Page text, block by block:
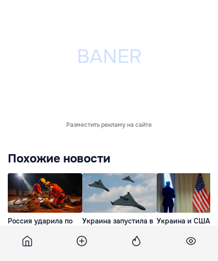
Разместить рекламу на сайте
Похожие новости
Россия ударила по
есть погибшие, среди
раненых - дети
Украина запустила в
более 430
беспилотников
Украина и США
предложение для